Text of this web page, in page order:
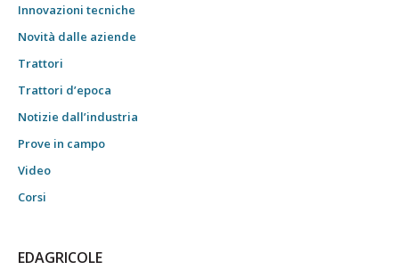
Innovazioni tecniche
Novità dalle aziende
Trattori
Trattori d’epoca
Notizie dall’industria
Prove in campo
Video
Corsi
EDAGRICOLE